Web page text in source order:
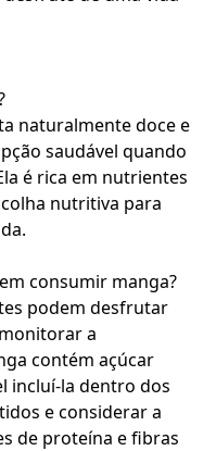
naturalmente doce e
saudável quando
é rica em nutrientes
nutritiva para
consumir manga?
podem desfrutar
a
contém açúcar
incluí-la dentro dos
e considerar a
de proteína e fibras